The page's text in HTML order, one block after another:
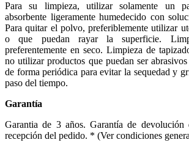
Para su limpieza, utilizar solamente un
absorbente ligeramente humedecido con
Para quitar el polvo, preferiblemente utilizar
o que puedan rayar la superficie.
preferentemente en seco. Limpieza de
no utilizar productos que puedan ser
de forma periódica para evitar la sequedad y
paso del tiempo.
Garantía
Garantia de 3 años. Garantía de devolución
recepción del pedido. * (Ver condiciones